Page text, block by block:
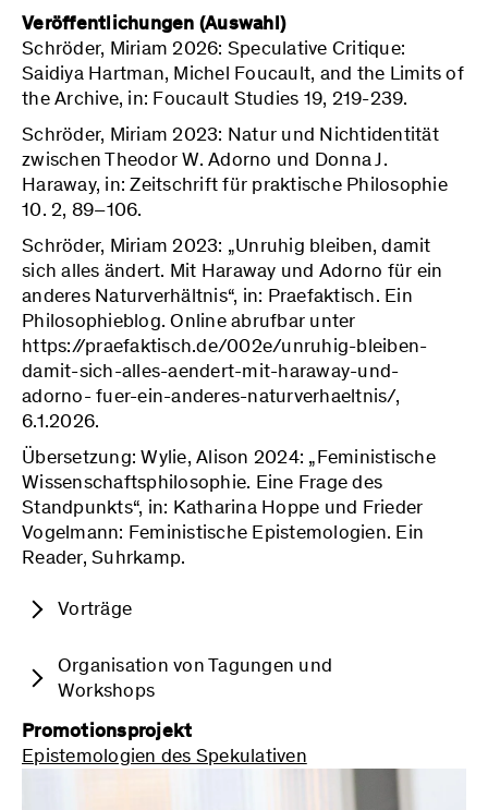
Veröffentlichungen (Auswahl)
Schröder, Miriam 2026: Speculative Critique:
Saidiya Hartman, Michel Foucault, and the Limits of
the Archive, in: Foucault Studies 19, 219-239.
Schröder, Miriam 2023: Natur und Nichtidentität
zwischen Theodor W. Adorno und Donna J.
Haraway, in: Zeitschrift für praktische Philosophie
10. 2, 89–106.
Schröder, Miriam 2023: „Unruhig bleiben, damit
sich alles ändert. Mit Haraway und Adorno für ein
anderes Naturverhältnis“, in: Praefaktisch. Ein
Philosophieblog. Online abrufbar unter
https://praefaktisch.de/002e/unruhig-bleiben-
damit-sich-alles-aendert-mit-haraway-und-
adorno- fuer-ein-anderes-naturverhaeltnis/,
6.1.2026.
Übersetzung: Wylie, Alison 2024: „Feministische
Wissenschaftsphilosophie. Eine Frage des
Standpunkts“, in: Katharina Hoppe und Frieder
Vogelmann: Feministische Epistemologien. Ein
Reader, Suhrkamp.
Vorträge
Needs Speculation. Philosophy and Social
Science. Prag, 13.
Schröder, Miriam 2026: Adornos
spekulativer Gesellschaftsbegriff.
Organisation von Tagungen und
Workshops
Abd Al Majeed, Rime, Christina Engelmann
und Miriam Schröder, Materialist-Feminist
Promotionsprojekt
Epistemologien des Spekulativen